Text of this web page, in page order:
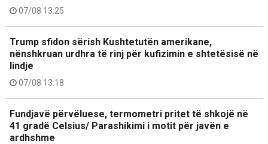
07/08 13:25
Trump sfidon sërish Kushtetutën amerikane,
nënshkruan urdhra të rinj për kufizimin e shtetësisë në
lindje
07/08 13:18
Fundjavë përvëluese, termometri pritet të shkojë në
41 gradë Celsius/ Parashikimi i motit për javën e
ardhshme